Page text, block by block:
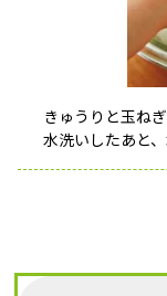
きゅうりと玉ね
水洗いしたあと